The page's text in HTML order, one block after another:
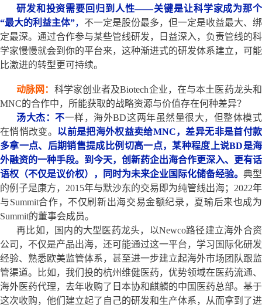
研发和投资需要回归到人性——关键是让科学家成为那个
“最大的利益主体”， 不一定是股份最多，但一定是收益最大、绑
定最深。通过合作参与某些管线研发，日益深入，负责管线的科
学家慢慢就会到你的平台来，这种渐进式的研发体系建立，可能
比激进的转型更可持续。
动脉网： 科学家创业者及Biotech企业，在与本土医药龙头和
MNC的合作中，所能获取的战略资源与价值存在何种差异？
汤大杰：不一样，海外BD这两年虽然量很大，但整体模式
在悄悄改变。 以前是把海外权益卖给MNC，差异无非是首付款
多拿一点、后期销售提成比例切高一点，某种程度上说BD是海
外融资的一种手段。到今天，创新药企出海合作更深入、更有话
语权（不仅是议价权），同时为未来企业国际化储备经验。 典型
的例子是康方，2015年与默沙东的交易即为纯管线出海；2022年
与Summit合作，不仅刷新出海交易金额纪录，夏瑜后来也成为
Summit的董事会成员。
再比如，国内的大型医药龙头，以Newco路径建立海外合资
公司，不仅是产品出海，还可能通过这一平台，学习国际化研发
经验、熟悉欧美监管体系，甚至进一步建立起海外市场团队跟监
管渠道。比如，我们投的杭州维健医药，优势领域在医药流通、
海外医药代理，去年收购了日本协和麒麟的中国医药总部。基于
这次收购，他们建立起了自己的研发和生产体系，从而拿到了进